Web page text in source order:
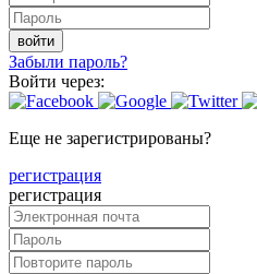
войти
Забыли пароль?
Войти через:
Еще не зарегистрированы?
регистрация
регистрация